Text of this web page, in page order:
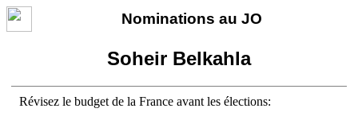
Nominations au JO
Soheir Belkahla
Révisez le budget de la France avant les élections: